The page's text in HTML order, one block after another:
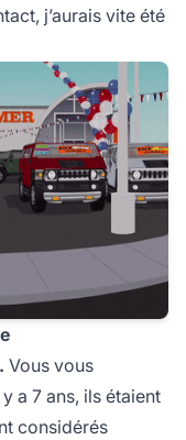
j’aurais vite été
Vous vous
a 7 ans, ils étaient
considérés